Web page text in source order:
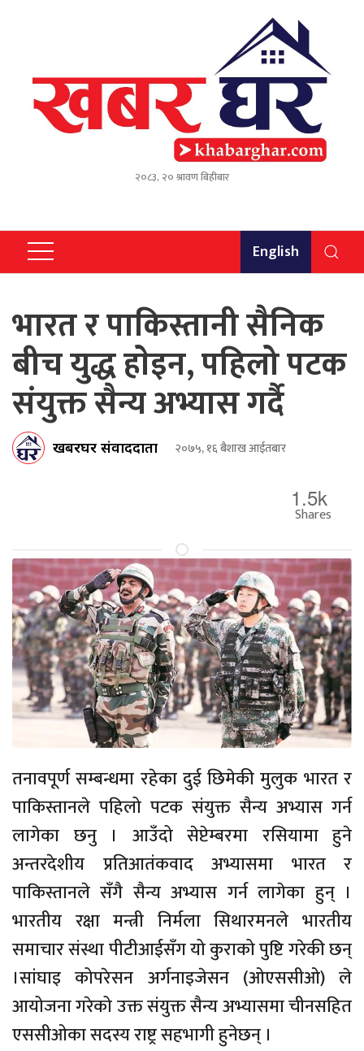
२०८३, २० श्रावण बिहीबार
English
भारत र पाकिस्तानी सैनिक
बीच युद्ध हाेइन, पहिलो पटक
संयुक्त सैन्य अभ्यास गर्दै
खबरघर संवाददाता २०७५, १६ बैशाख आईतबार
1.5k
Shares
तनावपूर्ण सम्बन्धमा रहेका दुई छिमेकी मुलुक भारत र
पाकिस्तानले पहिलो पटक संयुक्त सैन्य अभ्यास गर्न
लागेका छनु । आउँदो सेप्टेम्बरमा रसियामा हुने
अन्तरदेशीय प्रतिआतंकवाद अभ्यासमा भारत र
पाकिस्तानले सँगै सैन्य अभ्यास गर्न लागेका हुन् ।
भारतीय रक्षा मन्त्री निर्मला सिथारमनले भारतीय
समाचार संस्था पीटीआईसँग यो कुराको पुष्टि गरेकी छन्
।सांघाइ कोपरेसन अर्गनाइजेसन (ओएससीओ) ले
आयोजना गरेको उक्त संयुक्त सैन्य अभ्यासमा चीनसहित
एससीओका सदस्य राष्ट्र सहभागी हुनेछन् ।